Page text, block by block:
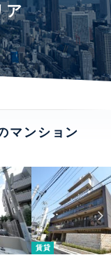
ア
マンション
賃貸